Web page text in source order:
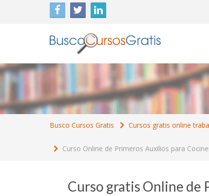
Busco Cursos Gratis Cursos gratis online
Curso Online de Primeros Auxilios para
Curso gratis Online de